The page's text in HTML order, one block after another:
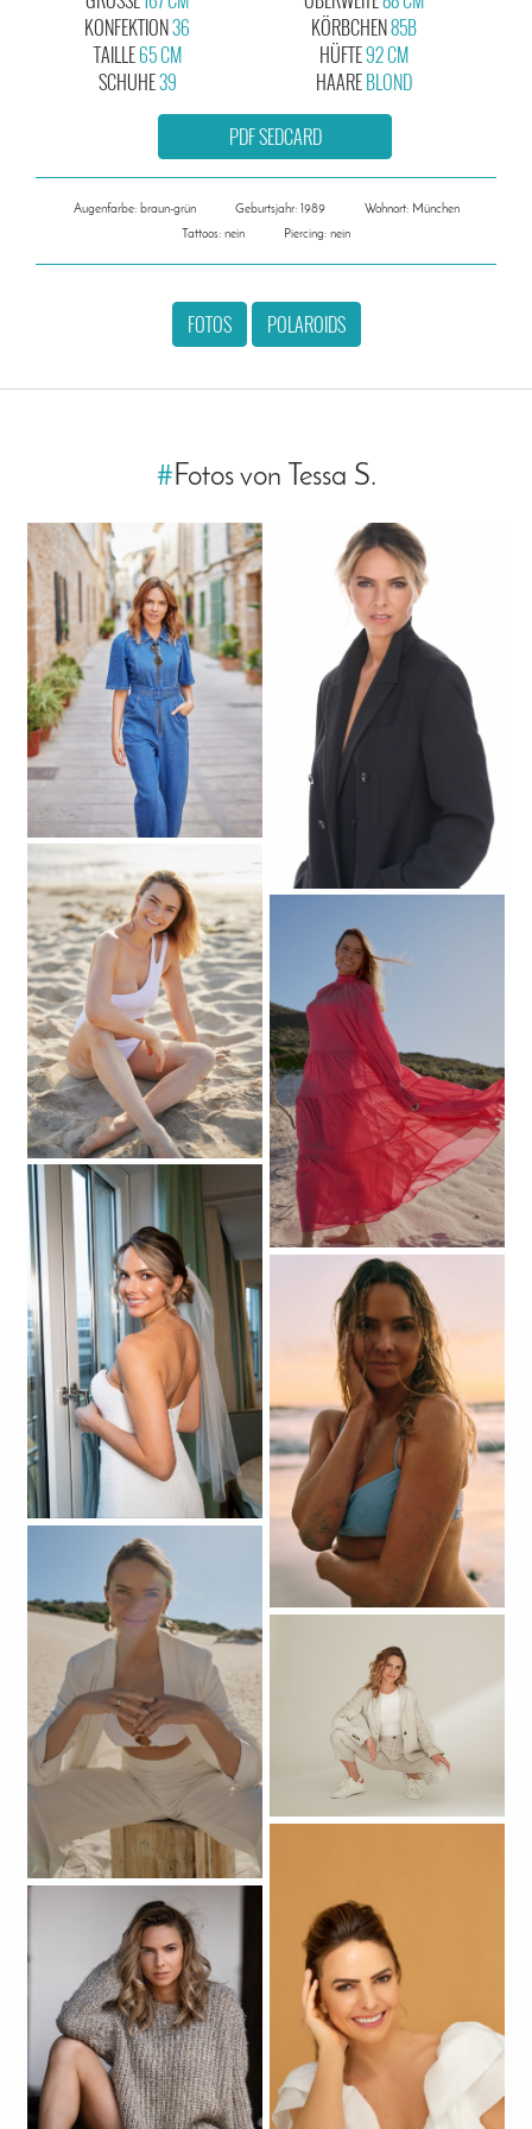
KONFEKTION36
KÖRBCHEN85B
TAILLE65 CM
SCHUHE39
HÜFTE92 CM
HAAREBLOND
PDF SEDCARD
Augenfarbe: braun-grün Geburtsjahr: 1989
Wohnort: München
Tattoos: nein
Piercing: nein
FOTOS POLAROIDS
#Fotos von Tessa S.